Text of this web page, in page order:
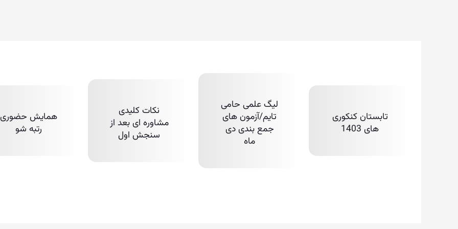
تابستان کنکوری
های 1403
لیگ علمی حامی
تایم/آزمون های
جمع بندی دی
ماه
نکات کلیدی
مشاوره ای بعد از
سنجش اول
همایش حضوری
رتبه شو